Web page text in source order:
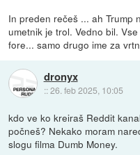
In preden rečeš ... ah Trump
umetnik je trol. Vedno bil.
fore... samo drugo ime za
dronyx
::26. feb 2025, 10:05
kdo ve ko kreiraš Reddit
počneš? Nekako moram
slogu filma Dumb Money.